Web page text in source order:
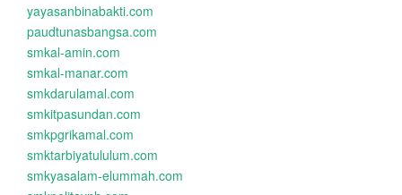
yayasanbinabakti.com
paudtunasbangsa.com
smkal-amin.com
smkal-manar.com
smkdarulamal.com
smkitpasundan.com
smkpgrikamal.com
smktarbiyatululum.com
smkyasalam-elummah.com